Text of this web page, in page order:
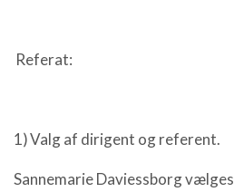
Referat:
1) Valg af dirigent og referent.
Sannemarie Daviessborg